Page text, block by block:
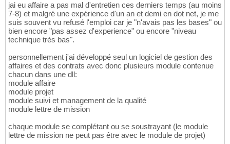
jai eu affaire a pas mal d'entretien ces derniers temps (au moins
7-8) et malgré une expérience d'un an et demi en dot net, je me
suis souvent vu refusé l'emploi car je "n'avais pas les bases" ou
bien encore "pas assez d'experience" ou encore "niveau
technique très bas".
personnellement j'ai développé seul un logiciel de gestion des
affaires et des contrats avec donc plusieurs module contenue
chacun dans une dll:
module affaire
module projet
module suivi et management de la qualité
module lettre de mission
chaque module se complétant ou se soustrayant (le module
lettre de mission ne peut pas être avec le module de projet)